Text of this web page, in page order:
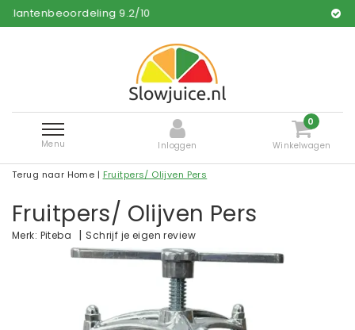
10 Gratis en snelle
Menu Inloggen
0
Winkelwagen
Terug naar Home | Fruitpers/ Olijven Pers
Fruitpers/ Olijven Pers
Merk: Piteba | Schrijf je eigen review